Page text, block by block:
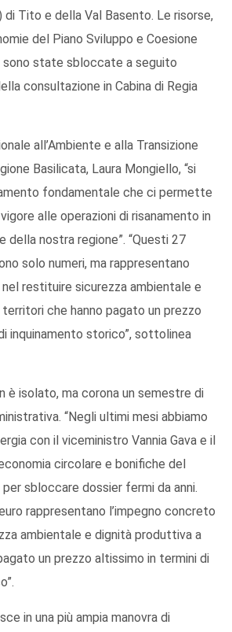
di Tito e della Val Basento. Le risorse,
del Piano Sviluppo e Coesione
sono state sbloccate a seguito
consultazione in Cabina di Regia
all’Ambiente e alla Transizione
Basilicata, Laura Mongiello, “si
fondamentale che ci permette
alle operazioni di risanamento in
della nostra regione”. “Questi 27
solo numeri, ma rappresentano
restituire sicurezza ambientale e
che hanno pagato un prezzo
inquinamento storico”, sottolinea
è isolato, ma corona un semestre di
“Negli ultimi mesi abbiamo
con il viceministro Vannia Gava e il
circolare e bonifiche del
per sbloccare dossier fermi da anni.
rappresentano l’impegno concreto
ambientale e dignità produttiva a
un prezzo altissimo in termini di
in una più ampia manovra di